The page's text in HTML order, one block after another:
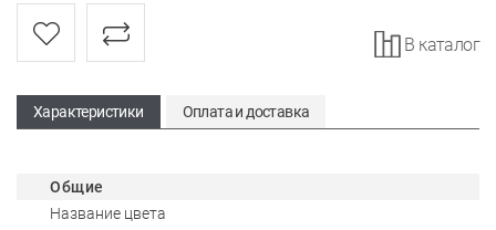
В каталог
Характеристики Оплата и доставка
Общие
Название цвета